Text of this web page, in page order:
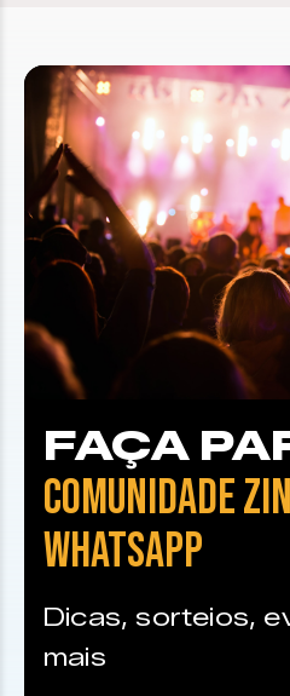
FAÇA
COMUNIDADE
WHATSAPP
Dicas, sorteios,
mais